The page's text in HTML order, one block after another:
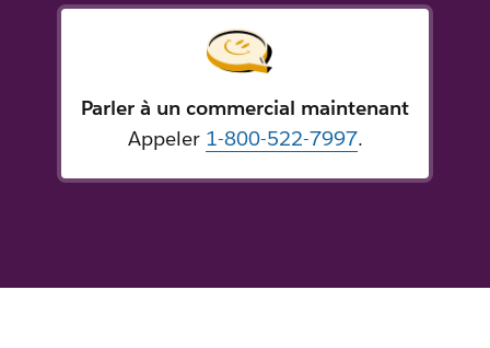
Parler à un commercial maintenant
Appeler 1-800-522-7997.